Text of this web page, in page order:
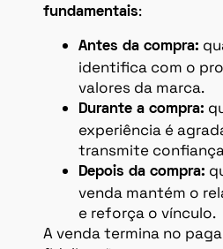
fundamentais:
Antes da compra:
identifica com o
valores da marca.
Durante a compra:
experiência é
transmite
Depois da compra:
venda mantém o
e reforça o vínculo.
A venda termina no